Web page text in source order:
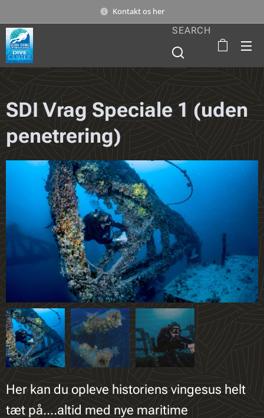
Kontakt os her
SEARCH
SDI Vrag Speciale 1 (uden
penetrering)
Her kan du opleve historiens vingesus helt
tæt på....altid med nye maritime